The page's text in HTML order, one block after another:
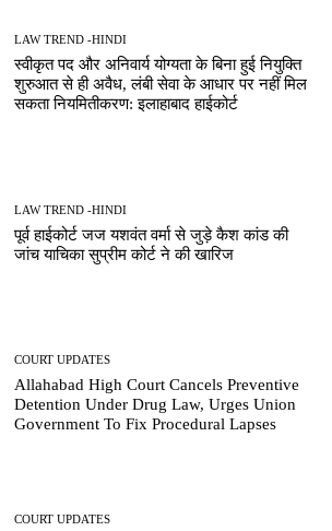
LAW TREND -HINDI
स्वीकृत पद और अनिवार्य योग्यता के बिना हुई नियुक्ति
शुरुआत से ही अवैध, लंबी सेवा के आधार पर नहीं मिल
सकता नियमितीकरण: इलाहाबाद हाईकोर्ट
LAW TREND -HINDI
पूर्व हाईकोर्ट जज यशवंत वर्मा से जुड़े कैश कांड की
जांच याचिका सुप्रीम कोर्ट ने की खारिज
COURT UPDATES
Allahabad High Court Cancels Preventive
Detention Under Drug Law, Urges Union
Government To Fix Procedural Lapses
COURT UPDATES